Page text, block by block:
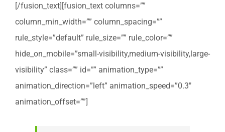
[/fusion_text][fusion_text columns=””
column_min_width=”” column_spacing=””
rule_style=”default” rule_size=”” rule_color=””
hide_on_mobile=”small-visibility,medium-visibility,large-
visibility” class=”” id=”” animation_type=””
animation_direction=”left” animation_speed=”0.3″
animation_offset=””]